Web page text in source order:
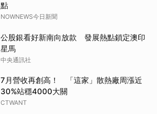
點
NOWNEWS今日新聞
公股銀看好新南向放款 發展熱點鎖定澳印
星馬
中央通訊社
7月營收再創高！ 「這家」散熱廠周漲近
30%站穩4000大關
CTWANT